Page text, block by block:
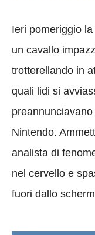
Ieri pomeriggio
un cavallo
trotterellando in
quali lidi si
Nintendo.
analista di
nel cervello e
fuori dallo